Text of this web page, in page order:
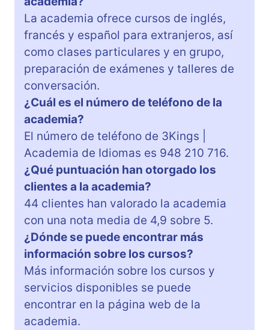
La academia ofrece cursos de inglés,
francés y español para extranjeros, así
como clases particulares y en grupo,
preparación de exámenes y talleres de
conversación.
¿Cuál es el número de teléfono de la
academia?
El número de teléfono de 3Kings |
Academia de Idiomas es 948 210 716.
¿Qué puntuación han otorgado los
clientes a la academia?
44 clientes han valorado la academia
con una nota media de 4,9 sobre 5.
¿Dónde se puede encontrar más
información sobre los cursos?
Más información sobre los cursos y
servicios disponibles se puede
encontrar en la página web de la
academia.